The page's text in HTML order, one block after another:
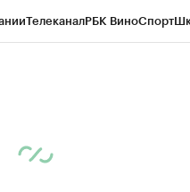
ТелеканалРБК ВиноСпорт